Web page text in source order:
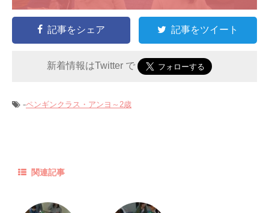
記事をシェア 記事をツイート
新着情報はTwitter で
-ペンギンクラス・アンヨ～2歳
関連記事